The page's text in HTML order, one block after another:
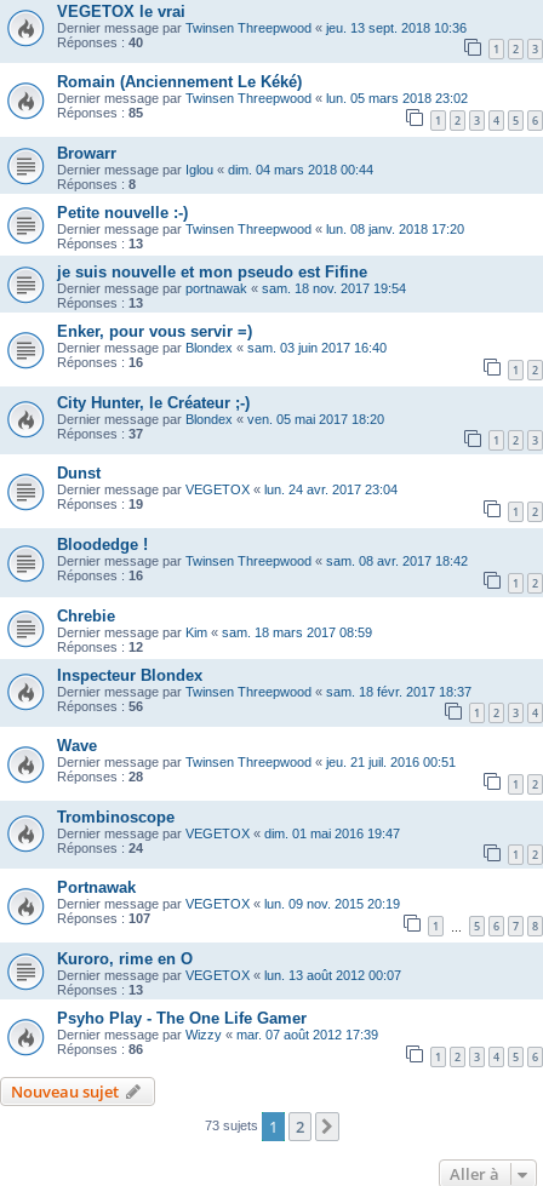
VEGETOX le vrai
Dernier message par Twinsen Threepwood « jeu. 13 sept. 2018 10:36
Réponses : 40 1 2 3
Romain (Anciennement Le Kéké)
Dernier message par Twinsen Threepwood « lun. 05 mars 2018 23:02
Réponses : 85 1 2 3 4 5 6
Browarr
Dernier message par Iglou « dim. 04 mars 2018 00:44
Réponses : 8
Petite nouvelle :-)
Dernier message par Twinsen Threepwood « lun. 08 janv. 2018 17:20
Réponses : 13
je suis nouvelle et mon pseudo est Fifine
Dernier message par portnawak « sam. 18 nov. 2017 19:54
Réponses : 13
Enker, pour vous servir =)
Dernier message par Blondex « sam. 03 juin 2017 16:40
Réponses : 16 1 2
City Hunter, le Créateur ;-)
Dernier message par Blondex « ven. 05 mai 2017 18:20
Réponses : 37 1 2 3
Dunst
Dernier message par VEGETOX « lun. 24 avr. 2017 23:04
Réponses : 19 1 2
Bloodedge !
Dernier message par Twinsen Threepwood « sam. 08 avr. 2017 18:42
Réponses : 16 1 2
Chrebie
Dernier message par Kim « sam. 18 mars 2017 08:59
Réponses : 12
Inspecteur Blondex
Dernier message par Twinsen Threepwood « sam. 18 févr. 2017 18:37
Réponses : 56 1 2 3 4
Wave
Dernier message par Twinsen Threepwood « jeu. 21 juil. 2016 00:51
Réponses : 28 1 2
Trombinoscope
Dernier message par VEGETOX « dim. 01 mai 2016 19:47
Réponses : 24 1 2
Portnawak
Dernier message par VEGETOX « lun. 09 nov. 2015 20:19
Réponses : 107 1 5 6 7 8
Kuroro, rime en O
Dernier message par VEGETOX « lun. 13 août 2012 00:07
Réponses : 13
Psyho Play - The One Life Gamer
Dernier message par Wizzy « mar. 07 août 2012 17:39
Réponses : 86 1 2 3 4 5 6
Nouveau sujet
73 sujets 1 2
Aller à